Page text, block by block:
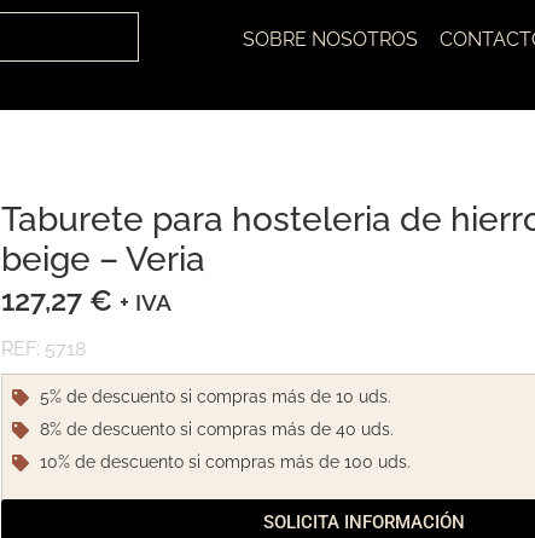
SOBRE NOSOTROS
Taburete para hosteleria de
beige – Veria
127,27 € + IVA
REF: 5718
5% de descuento si compras más de 10 uds.
8% de descuento si compras más de 40 uds.
10% de descuento si compras más de 100 uds.
SOLICITA INFORMACIÓN